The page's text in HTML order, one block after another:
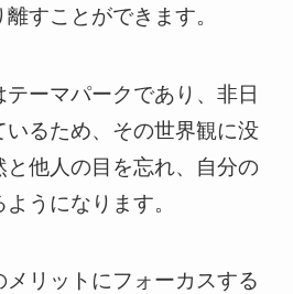
すことができます。
テーマパークであり、非日
るため、その世界観に没
と他人の目を忘れ、自分の
うになります。
リットにフォーカスする